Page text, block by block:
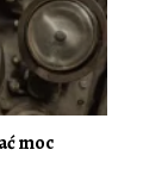
moc